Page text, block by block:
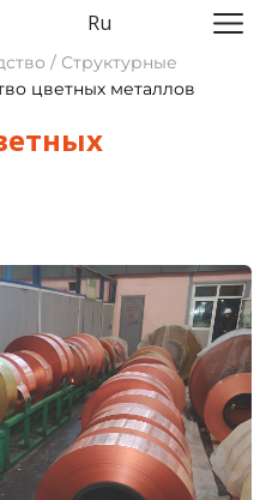
Ru
/ Структурные
цветных металлов